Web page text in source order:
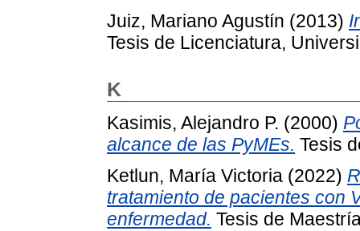
Juiz, Mariano Agustín (2013)
Tesis de Licenciatura,
K
Kasimis, Alejandro P. (2000)
alcance de las PyMEs. Tesis
Ketlun, María Victoria (2022)
tratamiento de pacientes con
enfermedad. Tesis de